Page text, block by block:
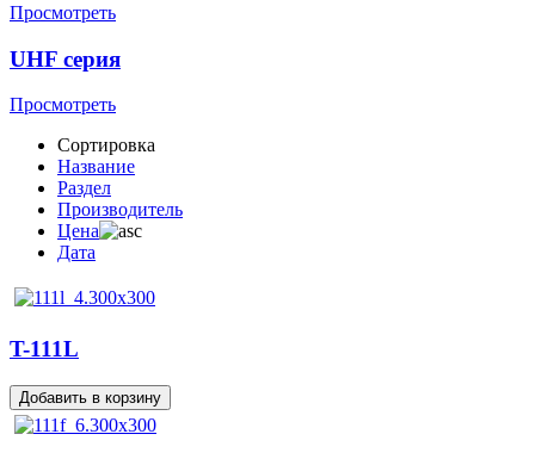
Просмотреть
UHF серия
Просмотреть
Сортировка
Название
Раздел
Производитель
Цена
Дата
T-111L